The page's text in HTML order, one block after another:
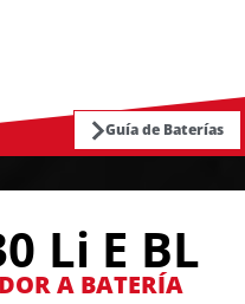
Guía de Baterías
Li E BL
A BATERÍA